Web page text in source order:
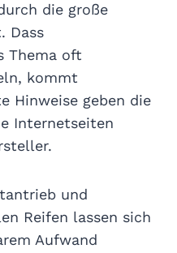
die große
Dass
Thema oft
kommt
Hinweise geben die
Internetseiten
und
Reifen lassen sich
Aufwand